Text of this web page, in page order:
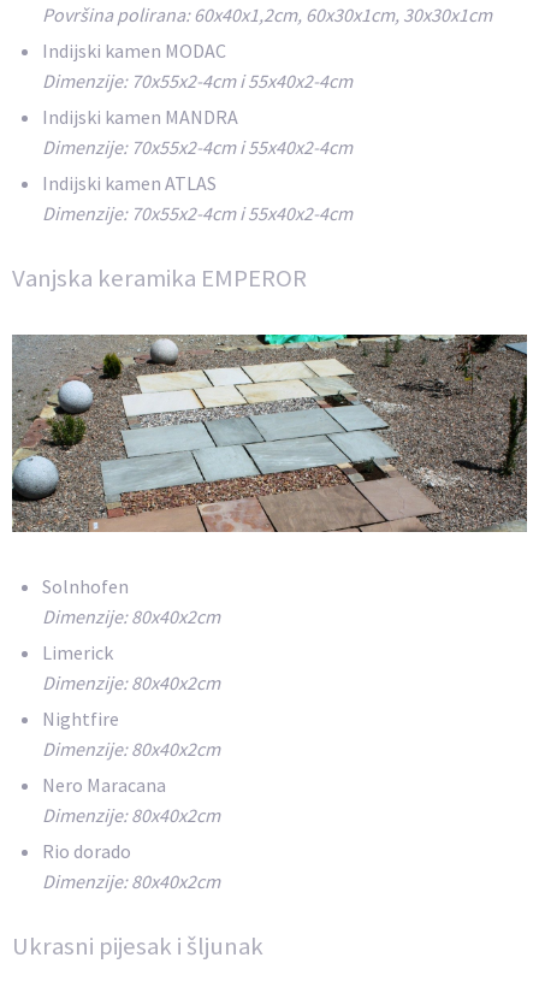
Površina polirana: 60x40x1,2cm, 60x30x1cm, 30x30x1cm
Indijski kamen MODAC
Dimenzije: 70x55x2-4cm i 55x40x2-4cm
Indijski kamen MANDRA
Dimenzije: 70x55x2-4cm i 55x40x2-4cm
Indijski kamen ATLAS
Dimenzije: 70x55x2-4cm i 55x40x2-4cm
Vanjska keramika EMPEROR
Solnhofen
Dimenzije: 80x40x2cm
Limerick
Dimenzije: 80x40x2cm
Nightfire
Dimenzije: 80x40x2cm
Nero Maracana
Dimenzije: 80x40x2cm
Rio dorado
Dimenzije: 80x40x2cm
Ukrasni pijesak i šljunak